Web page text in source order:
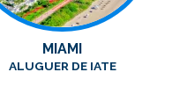
MIAMI
ALUGUER DE IATE